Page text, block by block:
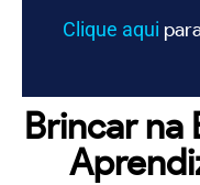
Clique aqui
Brincar na